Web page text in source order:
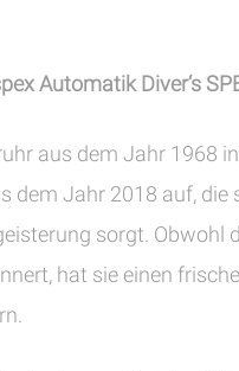
Automatik Diver‘s
aus dem Jahr 1968
dem Jahr 2018 auf, die
sorgt. Obwohl
hat sie einen